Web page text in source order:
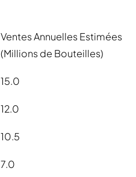
Ventes Annuelles Estimées
(Millions de Bouteilles)
15.0
12.0
10.5
7.0